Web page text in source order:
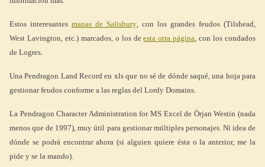
Estos interesantes mapas de Salisbury, con los grandes feudos (Tilshead,
West Lavington, etc.) marcados, o los deesta otra página, con los condados
de Logres.
Una Pendragon Land Record en xls que no sé de dónde saqué, una hoja para
gestionar feudos conforme a las reglas del Lordy Domains.
La Pendragon Character Administration for MS Excel de Örjan Westin (nada
menos que de 1997), muy útil para gestionar múltiples personajes. Ni idea de
dónde se podrá encontrar ahora (si alguien quiere ésta o la anterior, me la
pide y se la mando).